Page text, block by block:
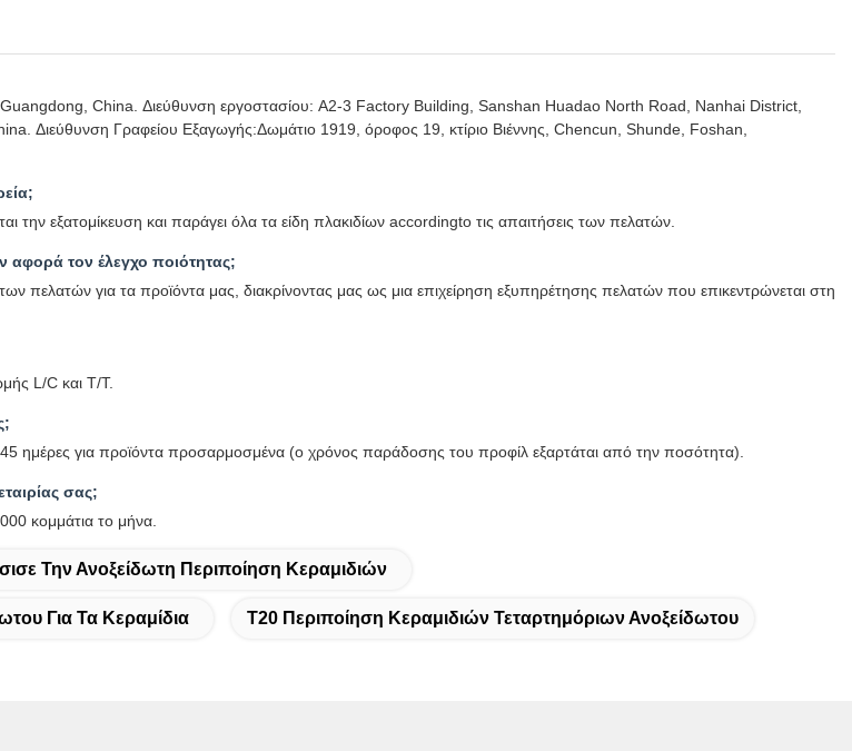
Guangdong, China. Διεύθυνση εργοστασίου: A2-3 Factory Building, Sanshan Huadao North Road, Nanhai District,
Διεύθυνση Γραφείου Εξαγωγής:Δωμάτιο 1919, όροφος 19, κτίριο Βιέννης, Chencun, Shunde, Foshan,
την εξατομίκευση και παράγει όλα τα είδη πλακιδίων accordingto τις απαιτήσεις των πελατών.
αφορά τον έλεγχο ποιότητας;
πελατών για τα προϊόντα μας, διακρίνοντας μας ως μια επιχείρηση εξυπηρέτησης πελατών που επικεντρώνεται στη
L/C και T/T.
ημέρες για προϊόντα προσαρμοσμένα (ο χρόνος παράδοσης του προφίλ εξαρτάται από την ποσότητα).
σας;
κομμάτια το μήνα.
Την Ανοξείδωτη Περιποίηση Κεραμιδιών
Για Τα Κεραμίδια T20 Περιποίηση Κεραμιδιών Τεταρτημόριων Ανοξείδωτου